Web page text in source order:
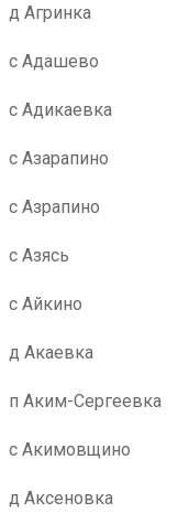
д Агринка
с Адашево
с Адикаевка
с Азарапино
с Азрапино
с Азясь
с Айкино
д Акаевка
п Аким-Сергеевка
с Акимовщино
д Аксеновка